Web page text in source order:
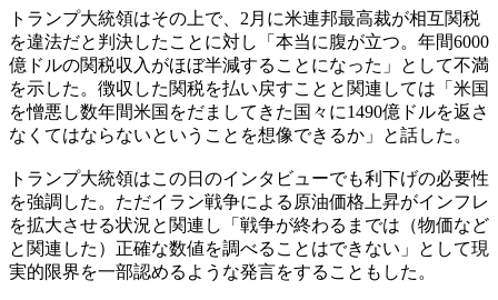
トランプ大統領はその上で、2月に米連邦最高裁が相互関税
を違法だと判決したことに対し「本当に腹が立つ。年間6000
億ドルの関税収入がほぼ半減することになった」として不満
を示した。徴収した関税を払い戻すことと関連しては「米国
を憎悪し数年間米国をだましてきた国々に1490億ドルを返さ
なくてはならないということを想像できるか」と話した。
トランプ大統領はこの日のインタビューでも利下げの必要性
を強調した。ただイラン戦争による原油価格上昇がインフレ
を拡大させる状況と関連し「戦争が終わるまでは（物価など
と関連した）正確な数値を調べることはできない」として現
実的限界を一部認めるような発言をすることもした。